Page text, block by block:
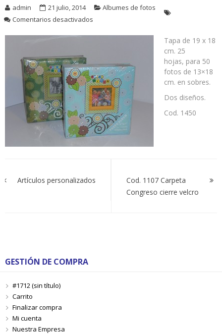
admin 21 julio, 2014
Albumes de fotos
Comentarios desactivados
1450
Fotos
Tapa de 19 x 18
cm. 25
hojas, para 50
fotos de 13×18
cm. en sobres.
Dos diseños.
Cod. 1450
deArtículos personalizados
Cod. 1107 Carpeta
Congreso cierre velcro
GESTIÓN DE COMPRA
#1712 (sin título)
Carrito
Finalizar compra
Mi cuenta
Nuestra Empresa